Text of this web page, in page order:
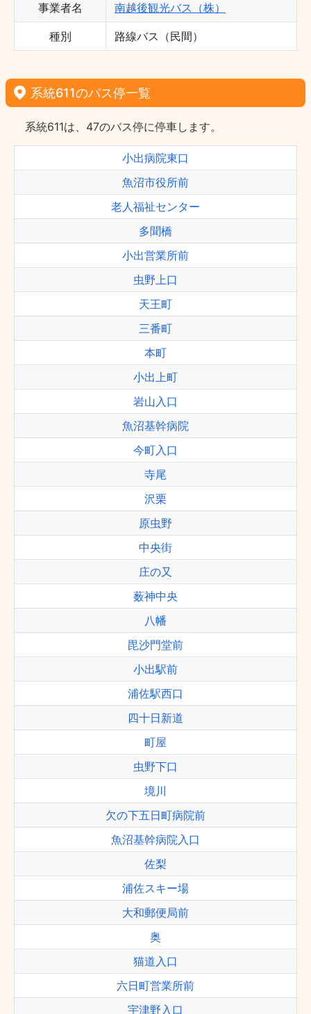
事業者名 南越後観光バス（株）
種別 路線バス（民間）
系統611のバス停一覧
系統611は、47のバス停に停車します。
小出病院東口
魚沼市役所前
老人福祉センター
多聞橋
小出営業所前
虫野上口
天王町
三番町
本町
小出上町
岩山入口
魚沼基幹病院
今町入口
寺尾
沢栗
原虫野
中央街
庄の又
薮神中央
八幡
毘沙門堂前
小出駅前
浦佐駅西口
四十日新道
町屋
虫野下口
境川
欠の下五日町病院前
魚沼基幹病院入口
佐梨
浦佐スキー場
大和郵便局前
奥
猫道入口
六日町営業所前
宇津野入口